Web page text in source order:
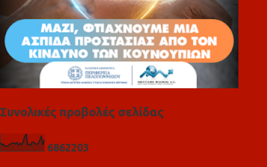
Συνολικές προβολές σελίδας
6862203